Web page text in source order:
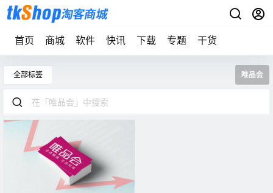
首页 商城 软件 快讯 下载 专题 干货
全部标签 唯品会